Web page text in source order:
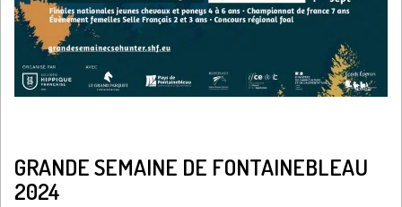
GRANDE SEMAINE DE FONTAINEBLEAU
2024